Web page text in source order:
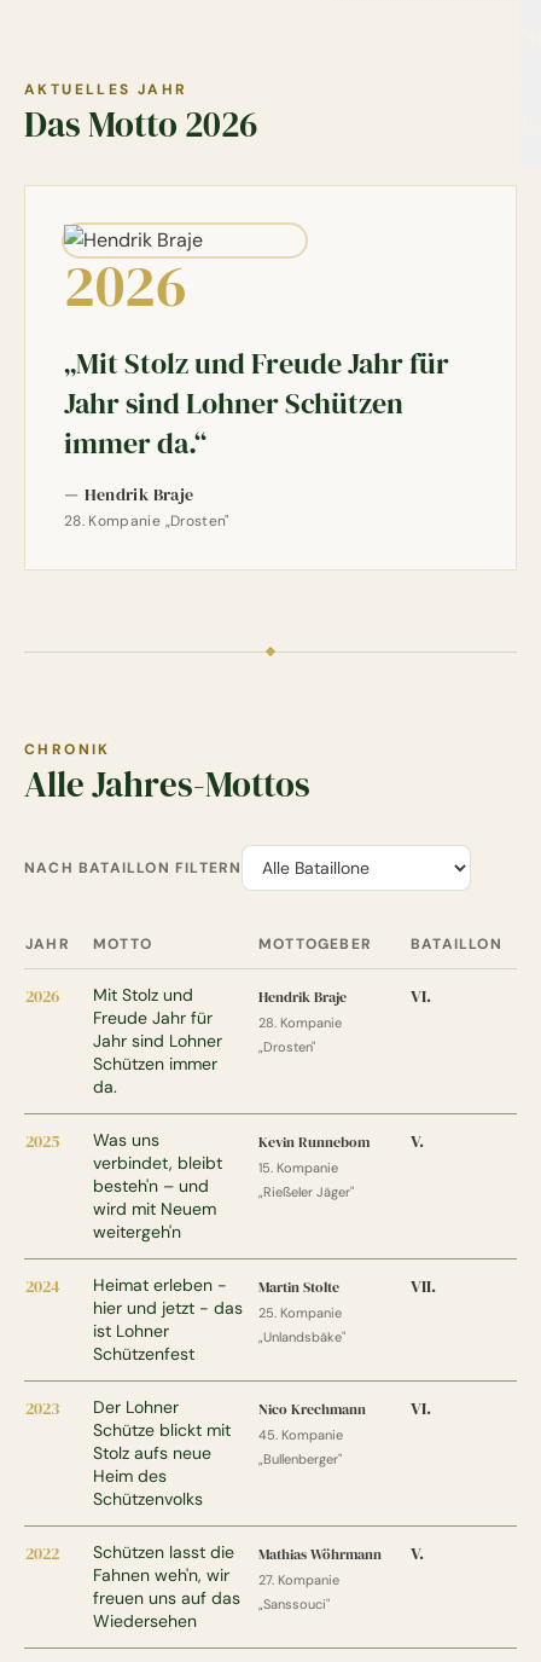
AKTUELLES JAHR
Das Motto 2026
2026
„Mit Stolz und Freude Jahr für
Jahr sind Lohner Schützen
immer da.“
— Hendrik Braje
28. Kompanie „Drosten"
CHRONIK
Alle Jahres-Mottos
NACH BATAILLON FILTERN
JAHR MOTTO MOTTOGEBER BATAILLON
2026
Mit Stolz und
Freude Jahr für
Jahr sind Lohner
Schützen immer
da.
Hendrik Braje
28. Kompanie
„Drosten"
VI.
2025
Was uns
verbindet, bleibt
besteh'n – und
wird mit Neuem
weitergeh'n
Kevin Runnebom
15. Kompanie
„Rießeler Jäger"
V.
2024
Heimat erleben -
hier und jetzt - das
ist Lohner
Schützenfest
Martin Stolte
25. Kompanie
„Unlandsbäke"
VII.
2023
Der Lohner
Schütze blickt mit
Stolz aufs neue
Heim des
Schützenvolks
Nico Krechmann
45. Kompanie
„Bullenberger"
VI.
2022
Schützen lasst die
Fahnen weh'n, wir
freuen uns auf das
Wiedersehen
Mathias Wöhrmann
27. Kompanie
„Sanssouci"
V.